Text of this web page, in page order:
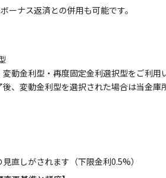
ーナス返済との併用も可能です。
動金利型・再度固定金利選択型をご利用
、変動金利型を選択された場合は当金庫
直しがされます（下限金利0.5%）